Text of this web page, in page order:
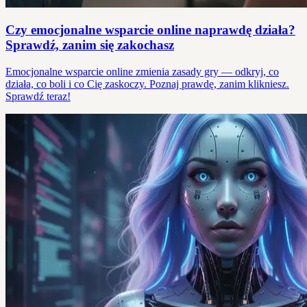
Czy emocjonalne wsparcie online naprawdę działa?
Sprawdź, zanim się zakochasz
Emocjonalne wsparcie online zmienia zasady gry — odkryj, co
działa, co boli i co Cię zaskoczy. Poznaj prawdę, zanim klikniesz.
Sprawdź teraz!